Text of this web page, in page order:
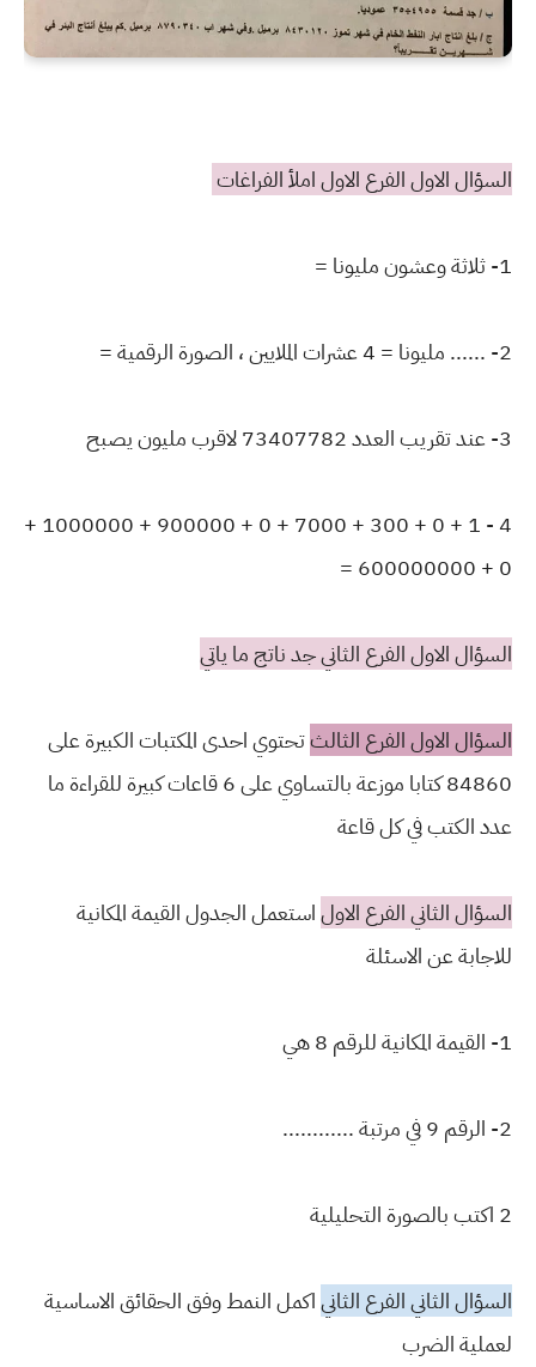
السؤال الاول الفرع الاول املأ الفراغات
1- ثلاثة وعشون مليونا =
2- ...... مليونا = 4 عشرات الملايين ، الصورة الرقمية =
3- عند تقريب العدد 73407782 لاقرب مليون يصبح
4 - 1 + 0 + 300 + 7000 + 0 + 900000 + 1000000 +
0 + 600000000 =
السؤال الاول الفرع الثاني جد ناتج ما ياتي
السؤال الاول الفرع الثالثتحتوي احدى المكتبات الكبيرة على
84860 كتابا موزعة بالتساوي على 6 قاعات كبيرة للقراءة ما
عدد الكتب في كل قاعة
السؤال الثاني الفرع الاولاستعمل الجدول القيمة المكانية
للاجابة عن الاسئلة
1- القيمة المكانية للرقم 8 هي
2- الرقم 9 في مرتبة ............
2 اكتب بالصورة التحليلية
السؤال الثاني الفرع الثانياكمل النمط وفق الحقائق الاساسية
لعملية الضرب